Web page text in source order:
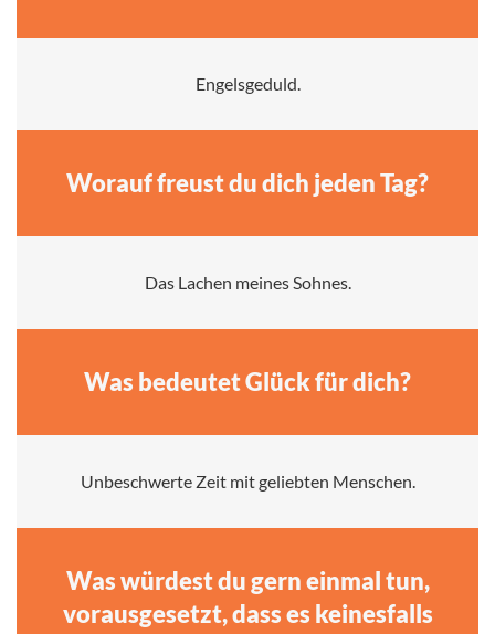
Engelsgeduld.
Worauf freust du dich jeden Tag?
Das Lachen meines Sohnes.
Was bedeutet Glück für dich?
Unbeschwerte Zeit mit geliebten Menschen.
Was würdest du gern einmal tun,
vorausgesetzt, dass es keinesfalls